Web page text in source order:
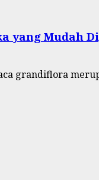
yang Mudah
grandiflora